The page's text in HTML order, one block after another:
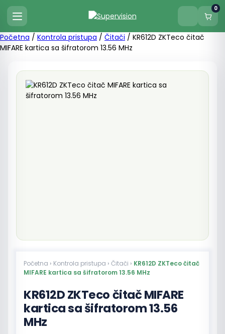
0
Početna / Kontrola pristupa / Čitači / KR612D ZKTeco čitač
MIFARE kartica sa šifratorom 13.56 MHz
Početna › Kontrola pristupa › Čitači › KR612D ZKTeco čitač
MIFARE kartica sa šifratorom 13.56 MHz
KR612D ZKTeco čitač MIFARE
kartica sa šifratorom 13.56
MHz